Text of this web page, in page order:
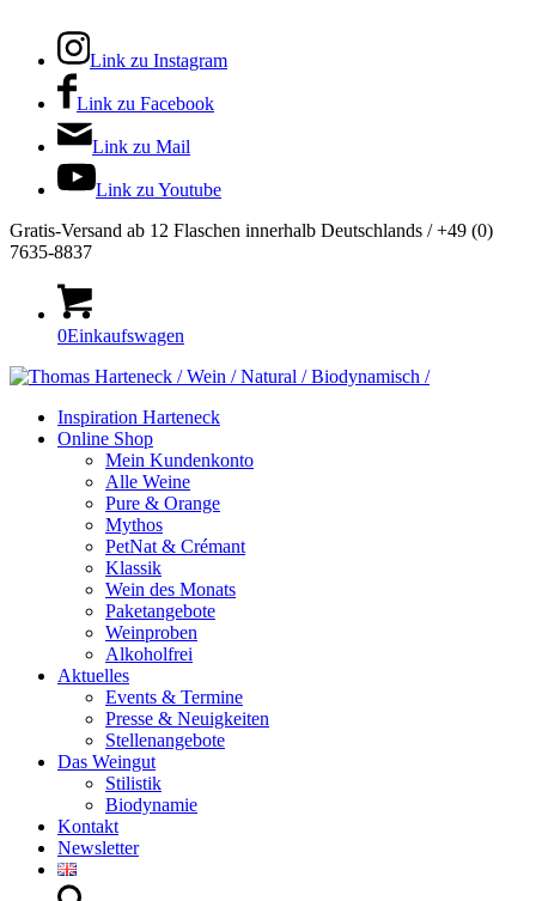
Link zu Instagram
Link zu Facebook
Link zu Mail
Link zu Youtube
Gratis-Versand ab 12 Flaschen innerhalb Deutschlands / +49 (0)
7635-8837
0Einkaufswagen
Inspiration Harteneck
Online Shop
Mein Kundenkonto
Alle Weine
Pure & Orange
Mythos
PetNat & Crémant
Klassik
Wein des Monats
Paketangebote
Weinproben
Alkoholfrei
Aktuelles
Events & Termine
Presse & Neuigkeiten
Stellenangebote
Das Weingut
Stilistik
Biodynamie
Kontakt
Newsletter